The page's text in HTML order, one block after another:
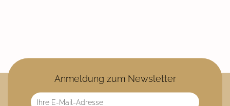
Anmeldung zum Newsletter